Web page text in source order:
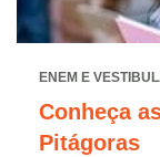
ENEM E
Conheça
Pitágoras